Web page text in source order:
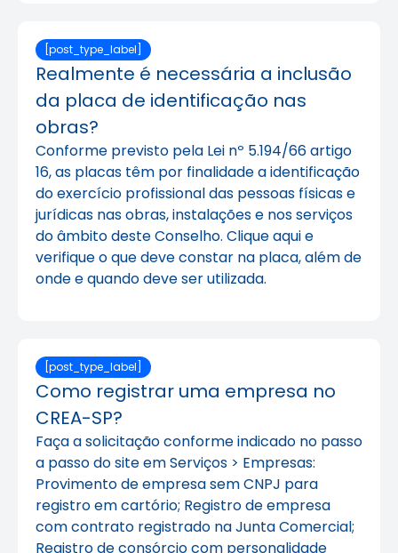
[post_type_label]
Realmente é necessária a inclusão
da placa de identificação nas
obras?
Conforme previsto pela Lei nº 5.194/66 artigo
16, as placas têm por finalidade a identificação
do exercício profissional das pessoas físicas e
jurídicas nas obras, instalações e nos serviços
do âmbito deste Conselho. Clique aqui e
verifique o que deve constar na placa, além de
onde e quando deve ser utilizada.
[post_type_label]
Como registrar uma empresa no
CREA-SP?
Faça a solicitação conforme indicado no passo
a passo do site em Serviços > Empresas:
Provimento de empresa sem CNPJ para
registro em cartório; Registro de empresa
com contrato registrado na Junta Comercial;
Registro de consórcio com personalidade